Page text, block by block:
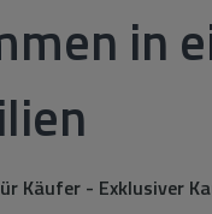
in
Käufer - Exklusiver